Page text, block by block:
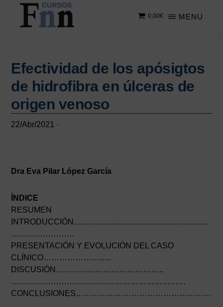
Saltar
contenido
Saltar
principal
online
MENU
0,00€
Efectividad de los apósigtos
de hidrofibra en úlceras de
origen venoso
22/Abr/2021 ·
Dra Eva Pilar López García
ÍNDICE
RESUMEN
INTRODUCCIÓN……………………………………………
……………………
PRESENTACIÓN Y EVOLUCIÓN DEL CASO
CLÍNICO……………………..
DISCUSIÓN…………………………………..
…………………………………………………………
CONCLUSIONES……………………………………………
…………………….…………………